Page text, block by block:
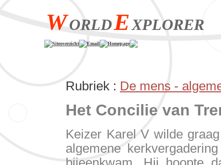
WORLDEXPLORER
Siteoverzicht Email Homepage
Rubriek : De mens -
Het Concilie van
Keizer Karel V wilde
algemene